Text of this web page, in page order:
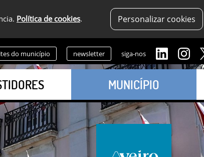
Política de cookies. Personalizar cookies
do município newsletter siga-nos
MUNICÍPIO